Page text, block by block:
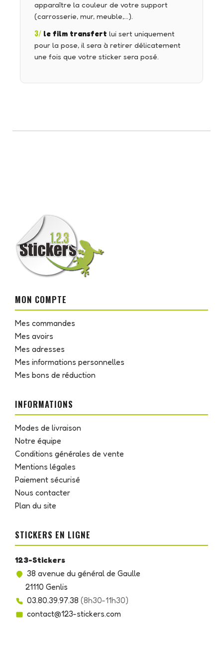
apparaître la couleur de votre support
(carrosserie, mur, meuble,…).
3/ le film transfert lui sert uniquement
pour la pose, il sera à retirer délicatement
une fois que votre sticker sera posé.
MON COMPTE
Mes commandes
Mes avoirs
Mes adresses
Mes informations personnelles
Mes bons de réduction
INFORMATIONS
Modes de livraison
Notre équipe
Conditions générales de vente
Mentions légales
Paiement sécurisé
Nous contacter
Plan du site
STICKERS EN LIGNE
123-Stickers
38 avenue du général de Gaulle
21110 Genlis
03.80.39.97.38 (8h30-11h30)
contact@123-stickers.com